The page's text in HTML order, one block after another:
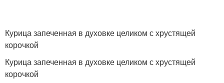
Курица запеченная в духовке целиком с хрустящей
корочкой
Курица запеченная в духовке целиком с хрустящей
корочкой